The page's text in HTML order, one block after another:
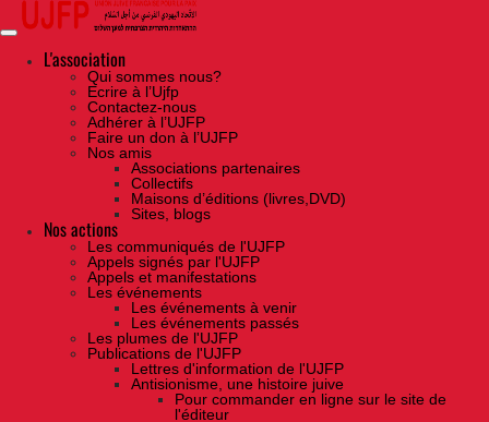
Skip
the
contentL'association
Qui sommes nous?
Ecrire à l’Ujfp
Contactez-nous
Adhérer à l’UJFP
Faire un don à l’UJFP
Nos amis
Associations partenaires
Collectifs
Maisons d’éditions (livres,DVD)
Sites, blogs
Nos actions
Les communiqués de l'UJFP
Appels signés par l'UJFP
Appels et manifestations
Les événements
Les événements à venir
Les événements passés
Les plumes de l'UJFP
Publications de l'UJFP
Lettres d'information de l'UJFP
Antisionisme, une histoire juive
Pour commander en ligne sur le site de
l'éditeur